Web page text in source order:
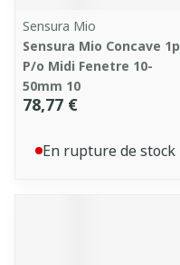
Sensura Mio
Sensura Mio Concave 1p
P/o Midi Fenetre 10-
50mm 10
78,77 €
En rupture de stock